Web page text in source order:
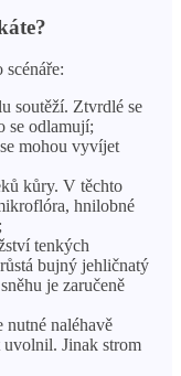
soutěží. Ztvrdlé se
se odlamují;
mohou vyvíjet
kůry. V těchto
hnilobné
tenkých
bujný jehličnatý
je zaručeně
nutné naléhavě
uvolnil. Jinak strom